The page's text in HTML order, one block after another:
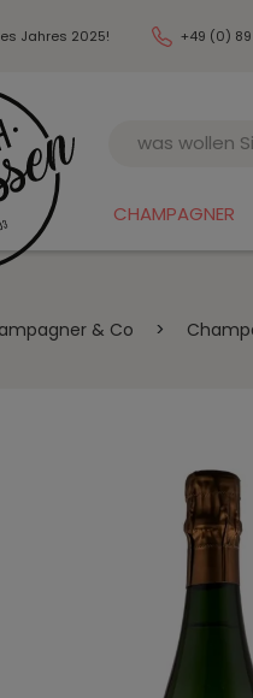
Jahres 2025! +49 (0)
CHAMPAGNER
& Co >